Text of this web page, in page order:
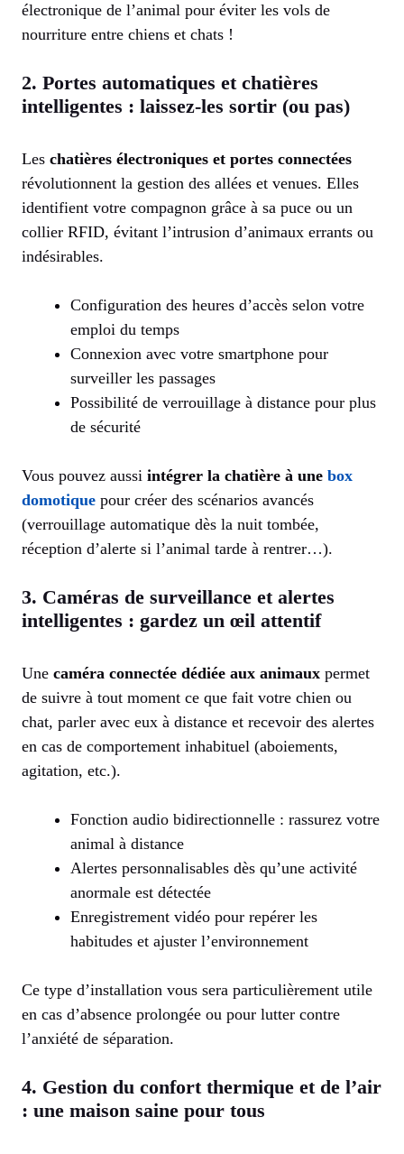
électronique de l’animal pour éviter les vols de
nourriture entre chiens et chats !
2. Portes automatiques et chatières
intelligentes : laissez-les sortir (ou pas)
Les chatières électroniques et portes connectées
révolutionnent la gestion des allées et venues. Elles
identifient votre compagnon grâce à sa puce ou un
collier RFID, évitant l’intrusion d’animaux errants ou
indésirables.
Configuration des heures d’accès selon votre
emploi du temps
Connexion avec votre smartphone pour
surveiller les passages
Possibilité de verrouillage à distance pour plus
de sécurité
Vous pouvez aussi intégrer la chatière à une box
domotique pour créer des scénarios avancés
(verrouillage automatique dès la nuit tombée,
réception d’alerte si l’animal tarde à rentrer…).
3. Caméras de surveillance et alertes
intelligentes : gardez un œil attentif
Une caméra connectée dédiée aux animaux permet
de suivre à tout moment ce que fait votre chien ou
chat, parler avec eux à distance et recevoir des alertes
en cas de comportement inhabituel (aboiements,
agitation, etc.).
Fonction audio bidirectionnelle : rassurez votre
animal à distance
Alertes personnalisables dès qu’une activité
anormale est détectée
Enregistrement vidéo pour repérer les
habitudes et ajuster l’environnement
Ce type d’installation vous sera particulièrement utile
en cas d’absence prolongée ou pour lutter contre
l’anxiété de séparation.
4. Gestion du confort thermique et de l’air
: une maison saine pour tous